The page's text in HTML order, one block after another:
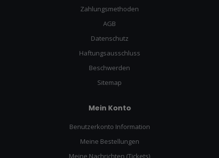
Zahlungsmethoden
AGB
Datenschutz
Haftungsausschluss
Beschwerden
Sitemap
Mein Konto
Benutzerkonto Information
Meine Bestellungen